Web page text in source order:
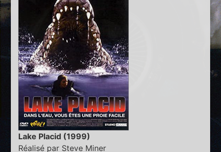
Lake Placid (1999)
Réalisé par Steve Miner